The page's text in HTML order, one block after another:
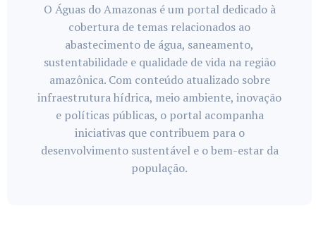
O Águas do Amazonas é um portal dedicado à
cobertura de temas relacionados ao
abastecimento de água, saneamento,
sustentabilidade e qualidade de vida na região
amazônica. Com conteúdo atualizado sobre
infraestrutura hídrica, meio ambiente, inovação
e políticas públicas, o portal acompanha
iniciativas que contribuem para o
desenvolvimento sustentável e o bem-estar da
população.